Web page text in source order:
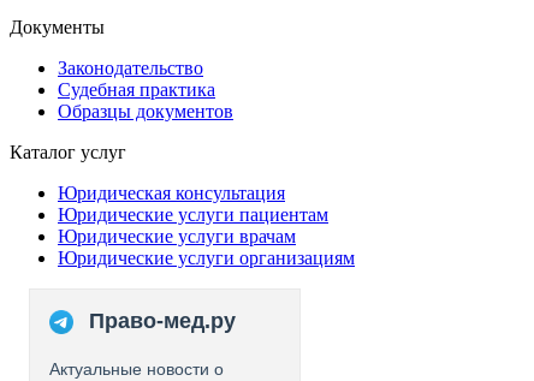
Документы
Законодательство
Судебная практика
Образцы документов
Каталог услуг
Юридическая консультация
Юридические услуги пациентам
Юридические услуги врачам
Юридические услуги организациям
Право-мед.ру
Актуальные новости о